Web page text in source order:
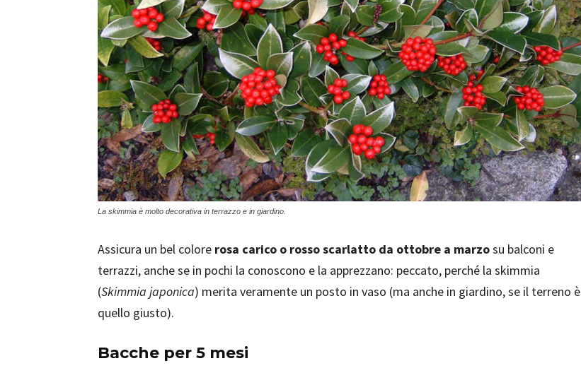
La skimmia è molto decorativa in terrazzo e in giardino.
Assicura un bel colore rosa carico o rosso scarlatto da ottobre a marzosu balconi e
terrazzi, anche se in pochi la conoscono e la apprezzano: peccato, perché la skimmia
(Skimmia japonica) merita veramente un posto in vaso (ma anche in giardino, se il terreno è
quello giusto).
Bacche per 5 mesi